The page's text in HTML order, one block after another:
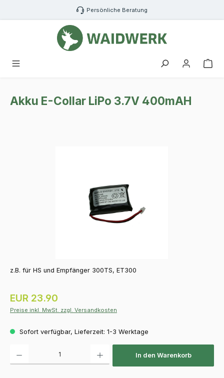
Zum Hauptinhalt springen Persönliche Beratung
Akku E-Collar LiPo 3.7V 400mAH
z.B. für HS und Empfänger 300TS, ET300
Regulärer Preis:
EUR 23.90
Preise inkl. MwSt. zzgl. Versandkosten
Sofort verfügbar, Lieferzeit: 1-3 Werktage
In den Warenkorb